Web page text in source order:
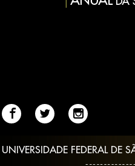
UNIVERSIDADE FEDERAL DE